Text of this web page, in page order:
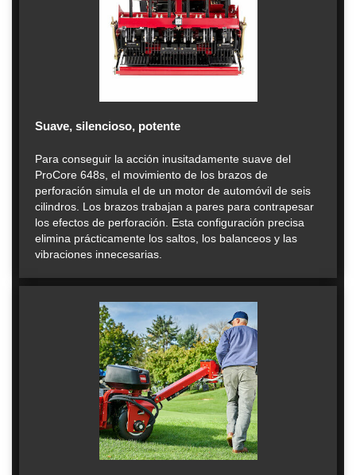
Suave, silencioso, potente
Para conseguir la acción inusitadamente suave del
ProCore 648s, el movimiento de los brazos de
perforación simula el de un motor de automóvil de seis
cilindros. Los brazos trabajan a pares para contrapesar
los efectos de perforación. Esta configuración precisa
elimina prácticamente los saltos, los balanceos y las
vibraciones innecesarias.